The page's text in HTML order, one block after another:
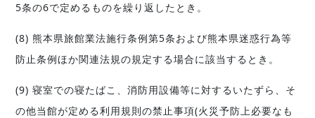
5条の6で定めるものを繰り返したとき。
(8) 熊本県旅館業法施行条例第5条および熊本県迷惑⾏為等
防⽌条例ほか関連法規の規定する場合に該当するとき。
(9) 寝室での寝たばこ、消防用設備等に対するいたずら、そ
の他当館が定める利用規則の禁止事項(火災予防上必要なも